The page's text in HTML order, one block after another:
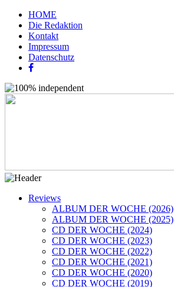
HOME
Die Redaktion
Kontakt
Impressum
Datenschutz
Reviews
ALBUM DER WOCHE (2026)
ALBUM DER WOCHE (2025)
CD DER WOCHE (2024)
CD DER WOCHE (2023)
CD DER WOCHE (2022)
CD DER WOCHE (2021)
CD DER WOCHE (2020)
CD DER WOCHE (2019)